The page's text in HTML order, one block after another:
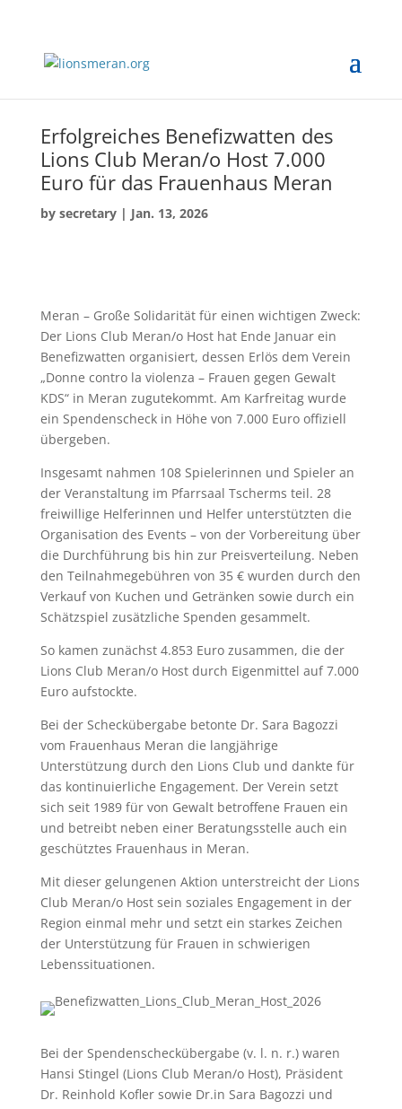
Erfolgreiches Benefizwatten des
Lions Club Meran/o Host 7.000
Euro für das Frauenhaus Meran
by secretary| Jan. 13, 2026
Meran – Große Solidarität für einen wichtigen Zweck:
Der Lions Club Meran/o Host hat Ende Januar ein
Benefizwatten organisiert, dessen Erlös dem Verein
„Donne contro la violenza – Frauen gegen Gewalt
KDS“ in Meran zugutekommt. Am Karfreitag wurde
ein Spendenscheck in Höhe von 7.000 Euro offiziell
übergeben.
Insgesamt nahmen 108 Spielerinnen und Spieler an
der Veranstaltung im Pfarrsaal Tscherms teil. 28
freiwillige Helferinnen und Helfer unterstützten die
Organisation des Events – von der Vorbereitung über
die Durchführung bis hin zur Preisverteilung. Neben
den Teilnahmegebühren von 35 € wurden durch den
Verkauf von Kuchen und Getränken sowie durch ein
Schätzspiel zusätzliche Spenden gesammelt.
So kamen zunächst 4.853 Euro zusammen, die der
Lions Club Meran/o Host durch Eigenmittel auf 7.000
Euro aufstockte.
Bei der Scheckübergabe betonte Dr. Sara Bagozzi
vom Frauenhaus Meran die langjährige
Unterstützung durch den Lions Club und dankte für
das kontinuierliche Engagement. Der Verein setzt
sich seit 1989 für von Gewalt betroffene Frauen ein
und betreibt neben einer Beratungsstelle auch ein
geschütztes Frauenhaus in Meran.
Mit dieser gelungenen Aktion unterstreicht der Lions
Club Meran/o Host sein soziales Engagement in der
Region einmal mehr und setzt ein starkes Zeichen
der Unterstützung für Frauen in schwierigen
Lebenssituationen.
Bei der Spendenscheckübergabe (v. l. n. r.) waren
Hansi Stingel (Lions Club Meran/o Host), Präsident
Dr. Reinhold Kofler sowie Dr.in Sara Bagozzi und